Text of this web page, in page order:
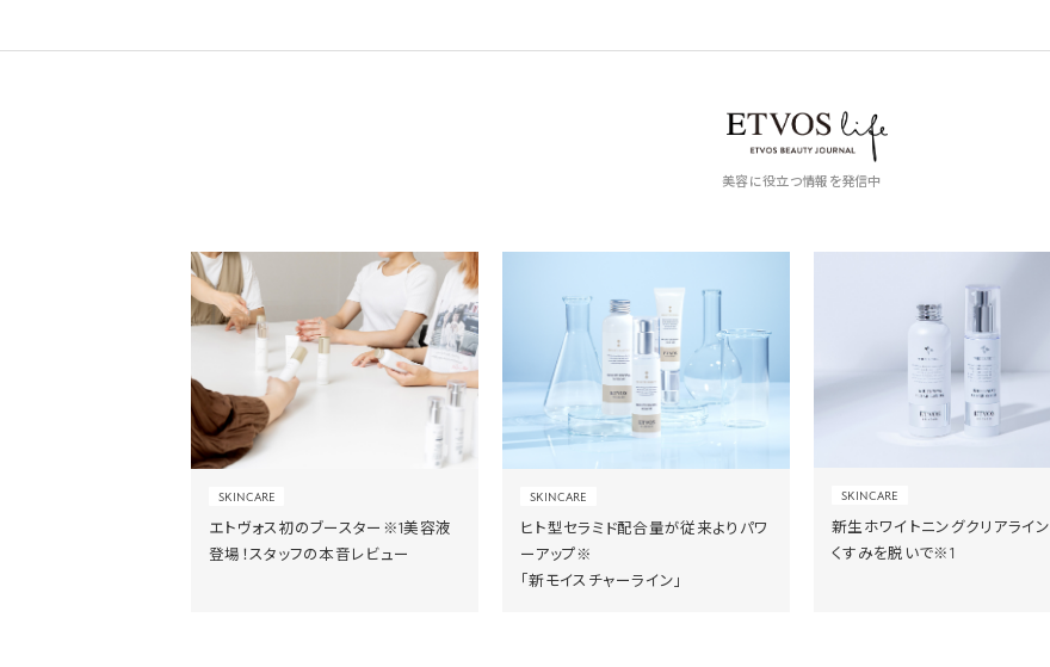
美容に役立つ情報を発信中
SKINCARE
エトヴォス初のブースター※1美容液
登場！スタッフの本音レビュー
SKINCARE
ヒト型セラミド配合量が従来よりパワ
ーアップ※
「新モイスチャーライン」
SKINCARE
新生ホワイトニングクリアライン
くすみを脱いで※1